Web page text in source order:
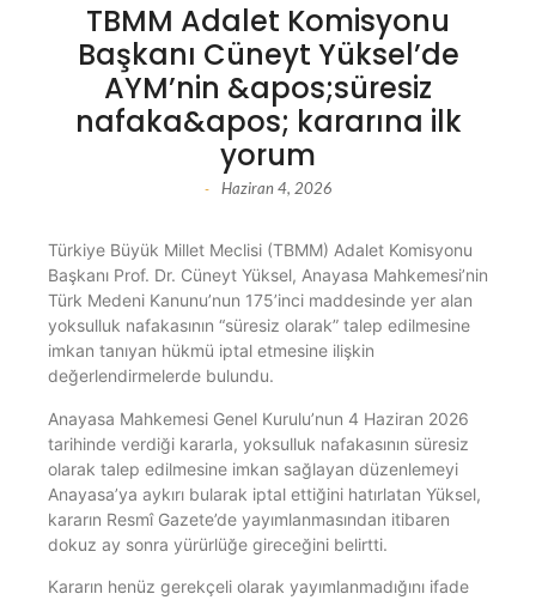
TBMM Adalet Komisyonu
Başkanı Cüneyt Yüksel’de
AYM’nin &apos;süresiz
nafaka&apos; kararına ilk
yorum
- Haziran 4, 2026
Türkiye Büyük Millet Meclisi (TBMM) Adalet Komisyonu
Başkanı Prof. Dr. Cüneyt Yüksel, Anayasa Mahkemesi’nin
Türk Medeni Kanunu’nun 175’inci maddesinde yer alan
yoksulluk nafakasının “süresiz olarak” talep edilmesine
imkan tanıyan hükmü iptal etmesine ilişkin
değerlendirmelerde bulundu.
Anayasa Mahkemesi Genel Kurulu’nun 4 Haziran 2026
tarihinde verdiği kararla, yoksulluk nafakasının süresiz
olarak talep edilmesine imkan sağlayan düzenlemeyi
Anayasa’ya aykırı bularak iptal ettiğini hatırlatan Yüksel,
kararın Resmî Gazete’de yayımlanmasından itibaren
dokuz ay sonra yürürlüğe gireceğini belirtti.
Kararın henüz gerekçeli olarak yayımlanmadığını ifade